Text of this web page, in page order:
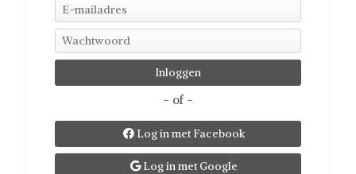
- of -
Log in met Facebook
Log in met Google